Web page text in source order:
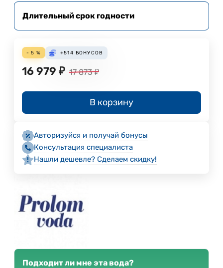
Длительный срок годности
- 5 % +514 БОНУСОВ
16 979 ₽ 17 873 ₽
В корзину
Авторизуйся и получай бонусы
Консультация специалиста
Нашли дешевле? Сделаем скидку!
Подходит ли мне эта вода?